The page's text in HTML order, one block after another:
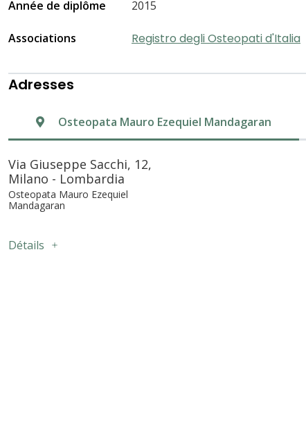
Année de diplôme 2015
Associations Registro degli Osteopati d'Italia
Adresses
Osteopata Mauro Ezequiel Mandagaran
Via Giuseppe Sacchi, 12,
Milano - Lombardia
Osteopata Mauro Ezequiel
Mandagaran
Détails